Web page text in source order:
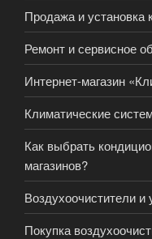
Продажа и установка
Ремонт и сервисное
Интернет-магазин
Климатические
Как выбрать
магазинов?
Воздухоочистители
Покупка